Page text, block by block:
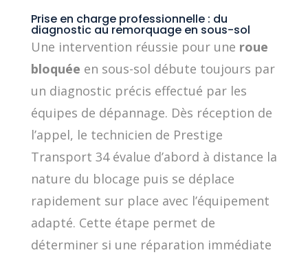
Prise en charge professionnelle : du
diagnostic au remorquage en sous-sol
Une intervention réussie pour une roue
bloquée en sous-sol débute toujours par
un diagnostic précis effectué par les
équipes de dépannage. Dès réception de
l’appel, le technicien de Prestige
Transport 34 évalue d’abord à distance la
nature du blocage puis se déplace
rapidement sur place avec l’équipement
adapté. Cette étape permet de
déterminer si une réparation immédiate